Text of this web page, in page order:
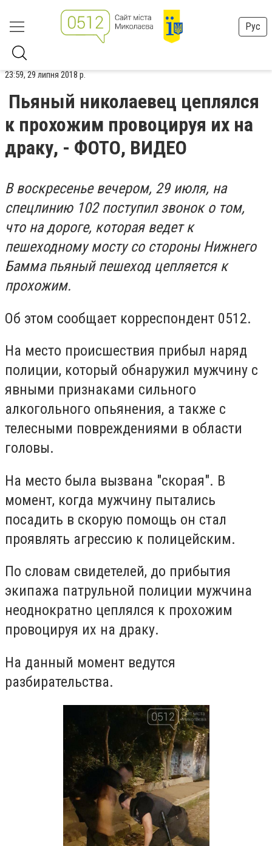
Рус
23:59, 29 липня 2018 р.
Пьяный николаевец цеплялся
к прохожим провоцируя их на
драку, - ФОТО, ВИДЕО
В воскресенье вечером, 29 июля, на
спецлинию 102 поступил звонок о том,
что на дороге, которая ведет к
пешеходному мосту со стороны Нижнего
Бамма пьяный пешеход цепляется к
прохожим.
Об этом сообщает корреспондент 0512.
На место происшествия прибыл наряд
полиции, который обнаружил мужчину с
явными признаками сильного
алкогольного опьянения, а также с
телесными повреждениями в области
головы.
На место была вызвана "скорая". В
момент, когда мужчину пытались
посадить в скорую помощь он стал
проявлять агрессию к полицейским.
По словам свидетелей, до прибытия
экипажа патрульной полиции мужчина
неоднократно цеплялся к прохожим
провоцируя их на драку.
На данный момент ведутся
разбирательства.